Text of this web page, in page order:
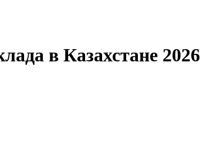
в Казахстане 2026